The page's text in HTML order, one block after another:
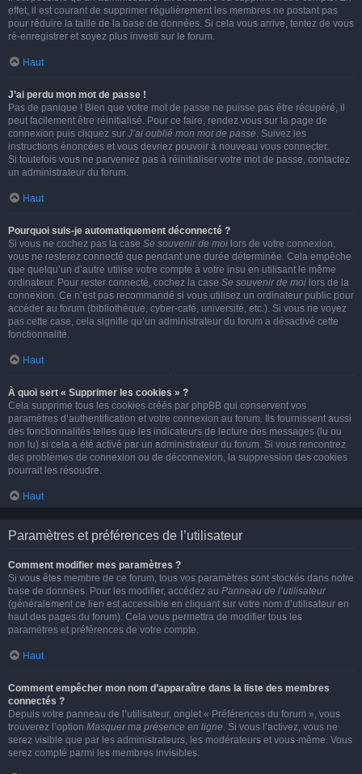
effet, il est courant de supprimer régulièrement les membres ne postant pas
pour réduire la taille de la base de données. Si cela vous arrive, tentez de vous
ré-enregistrer et soyez plus investi sur le forum.
Haut
J’ai perdu mon mot de passe !
Pas de panique ! Bien que votre mot de passe ne puisse pas être récupéré, il
peut facilement être réinitialisé. Pour ce faire, rendez vous sur la page de
connexion puis cliquez sur J’ai oublié mon mot de passe. Suivez les
instructions énoncées et vous devriez pouvoir à nouveau vous connecter.
Si toutefois vous ne parveniez pas à réinitialiser votre mot de passe, contactez
un administrateur du forum.
Haut
Pourquoi suis-je automatiquement déconnecté ?
Si vous ne cochez pas la case Se souvenir de moi lors de votre connexion,
vous ne resterez connecté que pendant une durée déterminée. Cela empêche
que quelqu’un d’autre utilise votre compte à votre insu en utilisant le même
ordinateur. Pour rester connecté, cochez la case Se souvenir de moi lors de la
connexion. Ce n’est pas recommandé si vous utilisez un ordinateur public pour
accéder au forum (bibliothèque, cyber-café, université, etc.). Si vous ne voyez
pas cette case, cela signifie qu’un administrateur du forum a désactivé cette
fonctionnalité.
Haut
À quoi sert « Supprimer les cookies » ?
Cela supprime tous les cookies créés par phpBB qui conservent vos
paramètres d’authentification et votre connexion au forum. Ils fournissent aussi
des fonctionnalités telles que les indicateurs de lecture des messages (lu ou
non lu) si cela a été activé par un administrateur du forum. Si vous rencontrez
des problèmes de connexion ou de déconnexion, la suppression des cookies
pourrait les résoudre.
Haut
Paramètres et préférences de l’utilisateur
Comment modifier mes paramètres ?
Si vous êtes membre de ce forum, tous vos paramètres sont stockés dans notre
base de données. Pour les modifier, accédez au Panneau de l’utilisateur
(généralement ce lien est accessible en cliquant sur votre nom d’utilisateur en
haut des pages du forum). Cela vous permettra de modifier tous les
paramètres et préférences de votre compte.
Haut
Comment empêcher mon nom d’apparaître dans la liste des membres
connectés ?
Depuis votre panneau de l’utilisateur, onglet « Préférences du forum », vous
trouverez l’option Masquer ma présence en ligne. Si vous l’activez, vous ne
serez visible que par les administrateurs, les modérateurs et vous-même. Vous
serez compté parmi les membres invisibles.